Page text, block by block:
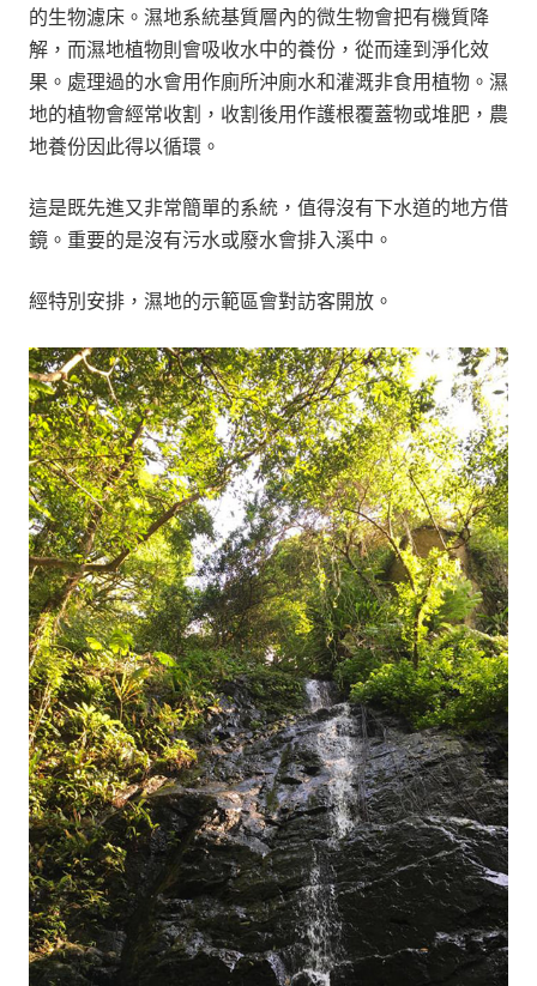
的生物濾床。濕地系統基質層內的微生物會把有機質降
解，而濕地植物則會吸收水中的養份，從而達到淨化效
果。處理過的水會用作廁所沖廁水和灌溉非食用植物。濕
地的植物會經常收割，收割後用作護根覆蓋物或堆肥，農
地養份因此得以循環。
這是既先進又非常簡單的系統，值得沒有下水道的地方借
鏡。重要的是沒有污水或廢水會排入溪中。
經特別安排，濕地的示範區會對訪客開放。